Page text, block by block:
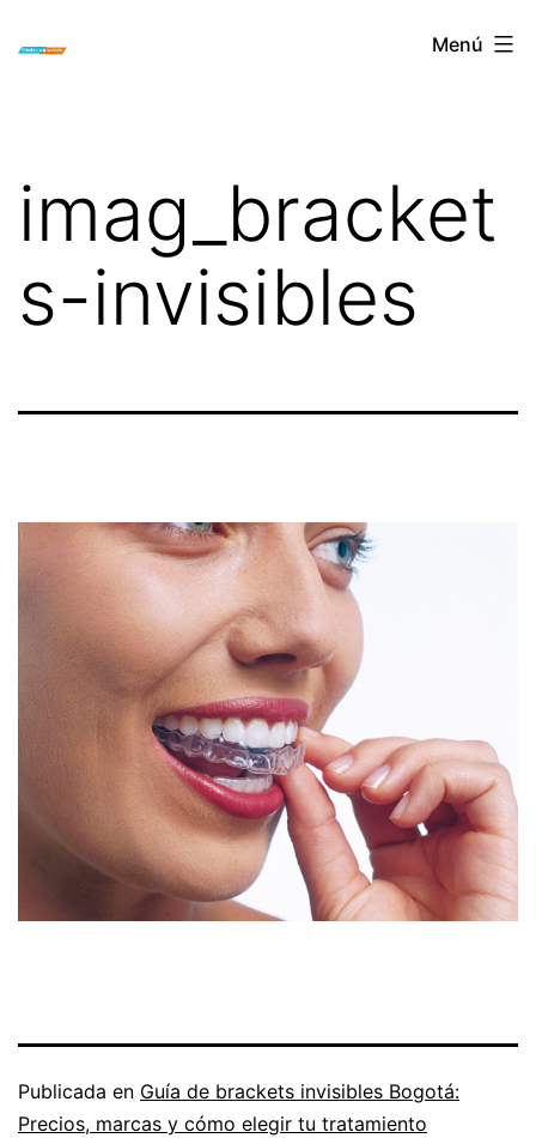
ORTODONCIA
Menú
imag_bracket
s-invisibles
Publicada en Guía de brackets invisibles Bogotá:
Precios, marcas y cómo elegir tu tratamiento